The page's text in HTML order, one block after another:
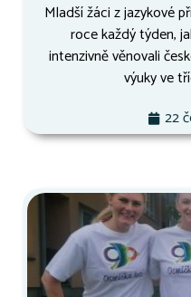
Mladší žáci z jazykové
roce každý týden,
intenzivně věnovali
výuky ve
22